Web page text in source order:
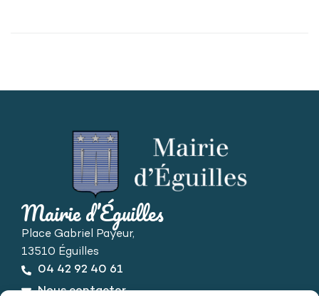
Mairie d’Éguilles
Place Gabriel Payeur,
13510 Éguilles
04 42 92 40 61
Nous contacter